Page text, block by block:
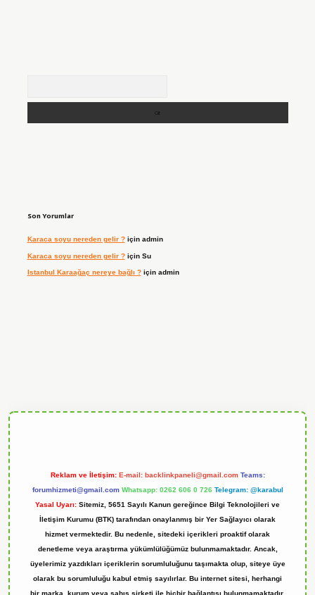
Son Yorumlar
Karaca soyu nereden gelir ?için admin
Karaca soyu nereden gelir ?için Su
Istanbul Karaağaç nereye bağlı ?için admin
Reklam ve İletişim: E-mail: backlinkpaneli@gmail.com Teams:
forumhizmeti@gmail.com Whatsapp: 0262 606 0 726 Telegram: @karabul
Yasal Uyarı: Sitemiz, 5651 Sayılı Kanun gereğince Bilgi Teknolojileri ve
İletişim Kurumu (BTK) tarafından onaylanmış bir Yer Sağlayıcı olarak
hizmet vermektedir. Bu nedenle, sitedeki içerikleri proaktif olarak
denetleme veya araştırma yükümlülüğümüz bulunmamaktadır. Ancak,
üyelerimiz yazdıkları içeriklerin sorumluluğunu taşımakta olup, siteye üye
olarak bu sorumluluğu kabul etmiş sayılırlar. Bu internet sitesi, herhangi
bir marka, kurum veya şahıs şirketi ile hiçbir bağlantısı bulunmamaktadır.